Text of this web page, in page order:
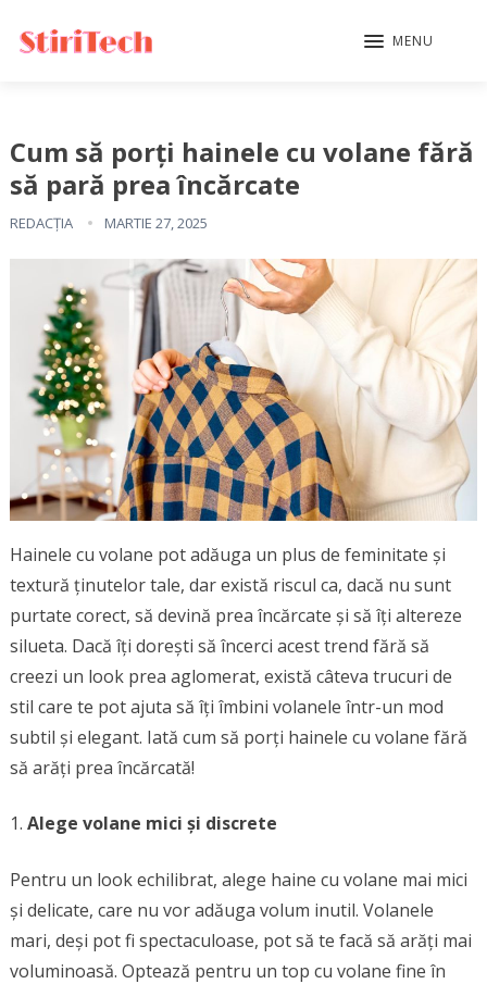
MENU
Cum să porți hainele cu volane fără
să pară prea încărcate
REDACȚIA MARTIE 27, 2025
Hainele cu volane pot adăuga un plus de feminitate și
textură ținutelor tale, dar există riscul ca, dacă nu sunt
purtate corect, să devină prea încărcate și să îți altereze
silueta. Dacă îți dorești să încerci acest trend fără să
creezi un look prea aglomerat, există câteva trucuri de
stil care te pot ajuta să îți îmbini volanele într-un mod
subtil și elegant. Iată cum să porți hainele cu volane fără
să arăți prea încărcată!
Alege volane mici și discrete
Pentru un look echilibrat, alege haine cu volane mai mici
și delicate, care nu vor adăuga volum inutil. Volanele
mari, deși pot fi spectaculoase, pot să te facă să arăți mai
voluminoasă. Optează pentru un top cu volane fine în